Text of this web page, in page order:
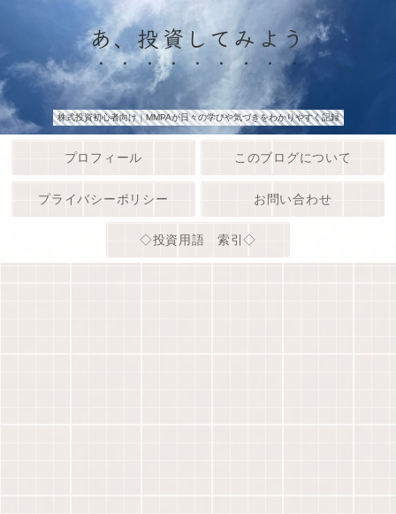
あ、投資してみよう
株式投資初心者向け｜MMPAが日々の学びや気づきをわかりやすく記録
プロフィール このブログについて
プライバシーポリシー お問い合わせ
◇投資用語 索引◇